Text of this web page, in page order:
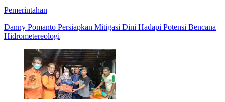
Pemerintahan
Danny Pomanto Persiapkan Mitigasi Dini Hadapi Potensi Bencana
Hidrometereologi